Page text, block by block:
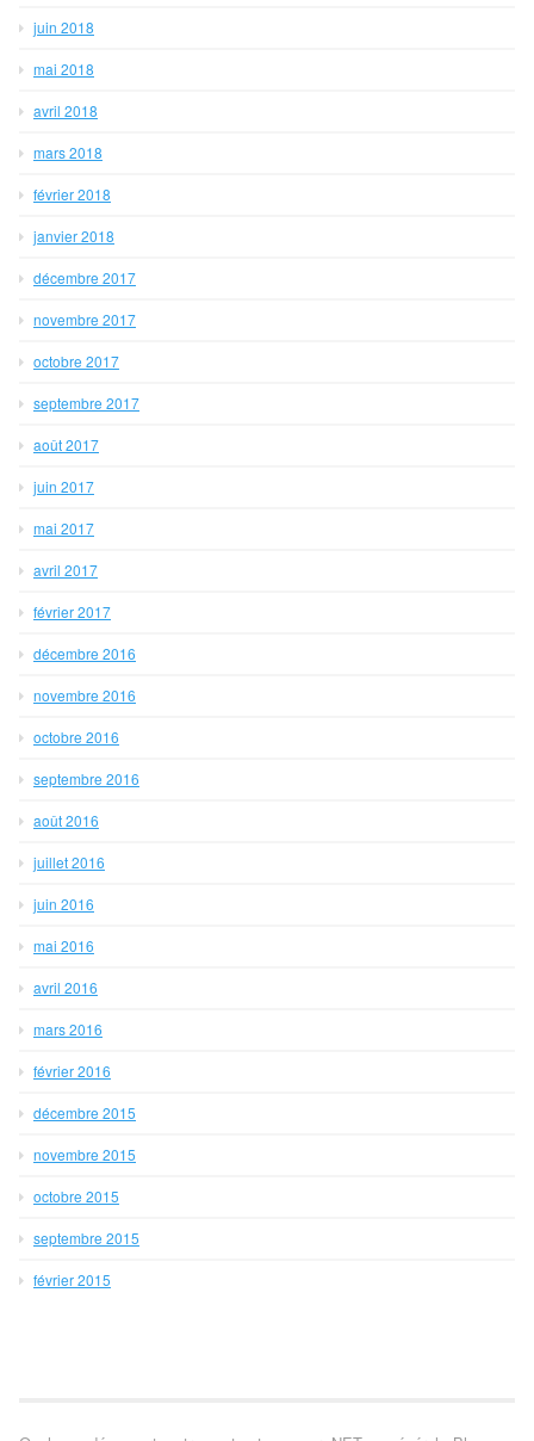
juin 2018
mai 2018
avril 2018
mars 2018
février 2018
janvier 2018
décembre 2017
novembre 2017
octobre 2017
septembre 2017
août 2017
juin 2017
mai 2017
avril 2017
février 2017
décembre 2016
novembre 2016
octobre 2016
septembre 2016
août 2016
juillet 2016
juin 2016
mai 2016
avril 2016
mars 2016
février 2016
décembre 2015
novembre 2015
octobre 2015
septembre 2015
février 2015